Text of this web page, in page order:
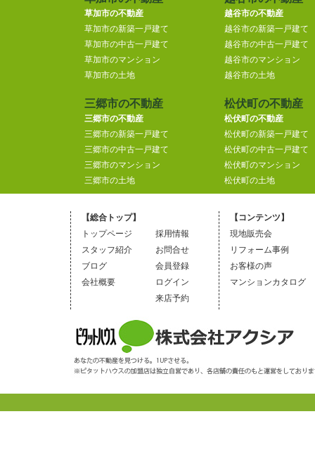
草加市の不動産
草加市の新築一戸建て
草加市の中古一戸建て
草加市のマンション
草加市の土地
越谷市の不動産
越谷市の新築一戸建て
越谷市の中古一戸建て
越谷市のマンション
越谷市の土地
三郷市の不動産
三郷市の不動産
三郷市の新築一戸建て
三郷市の中古一戸建て
三郷市のマンション
三郷市の土地
松伏町の不動産
松伏町の不動産
松伏町の新築一戸建て
松伏町の中古一戸建て
松伏町のマンション
松伏町の土地
【総合トップ】
トップページ
スタッフ紹介
ブログ
会社概要
採用情報
お問合せ
会員登録
ログイン
来店予約
【コンテンツ】
現地販売会
リフォーム事例
お客様の声
マンションカタログ